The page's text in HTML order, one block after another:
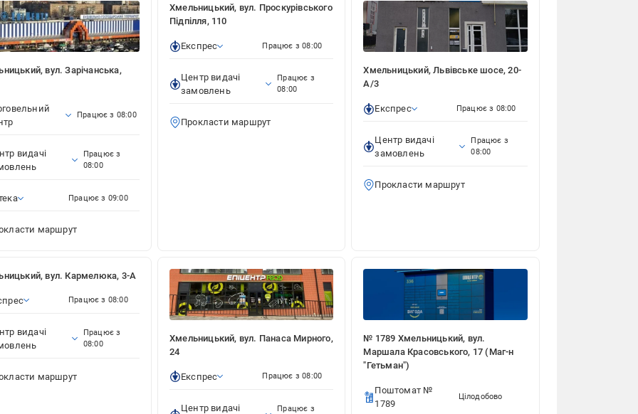
вул. Кармелюка, 3-А
Працює з 08:00
видачі замовлень Працює з 08:00
маршрут
вул. Панаса Мирного, 24
видачі замовлень
маршрут
Хмельницький, вул. Маршала
17 (Маг-н "Гетьман")
маршрут
вул. Зарічанська,
Працює з 08:00
видачі
Працює з
08:00
Працює з 09:00
маршрут
Хмельницький, вул. Проскурівського
Підпілля, 110
Експрес Працює з 08:00
Центр видачі
замовлень
Працює з
08:00
Прокласти маршрут
Хмельницький, Львівське шосе, 20-
А/3
Експрес Працює з 08:00
Центр видачі
замовлень
Працює з
08:00
Прокласти маршрут
вул. Кармелюка, 3-А
Працює з 08:00
видачі
Працює з
08:00
маршрут
Хмельницький, вул. Панаса Мирного,
24
Експрес Працює з 08:00
Центр видачі
Працює з
№ 1789 Хмельницький, вул.
Маршала Красовського, 17 (Маг-н
"Гетьман")
Поштомат №
1789
Цілодобово